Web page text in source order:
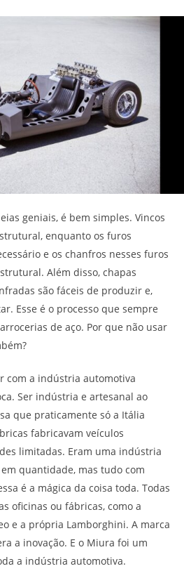
geniais, é bem simples. Vincos
enquanto os furos
e os chanfros nesses furos
Além disso, chapas
são fáceis de produzir e,
Esse é o processo que sempre
de aço. Por que não usar
com a indústria automotiva
Ser indústria e artesanal ao
que praticamente só a Itália
fabricavam veículos
limitadas. Eram uma indústria
quantidade, mas tudo com
é a mágica da coisa toda. Todas
oficinas ou fábricas, como a
e a própria Lamborghini. A marca
a inovação. E o Miura foi um
a indústria automotiva.